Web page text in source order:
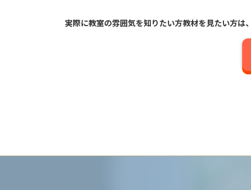
実際に教室の雰囲気を知りたい方教材を見たい方は、